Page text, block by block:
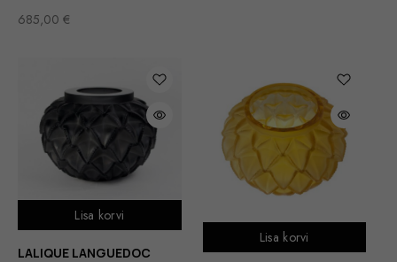
685,00 €
Lisa korvi
LALIQUE LANGUEDOC
Lisa korvi